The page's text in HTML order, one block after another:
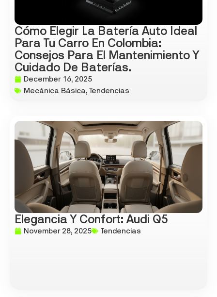
Cómo Elegir La Batería Auto Ideal
Para Tu Carro En Colombia:
Consejos Para El Mantenimiento Y
Cuidado De Baterías.
December 16, 2025
Mecánica Básica,Tendencias
Elegancia Y Confort: Audi Q5
November 28, 2025 Tendencias